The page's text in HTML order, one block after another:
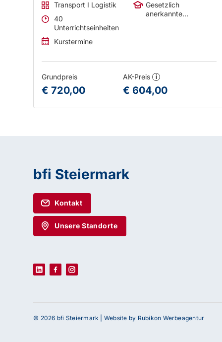
Transport I Logistik
40
Unterrichtseinheiten
Kurstermine
Gesetzlich
anerkannte
Grundpreis
€ 720,00
AK-Preis i
€ 604,00
bfi Steiermark
Kontakt
Unsere Standorte
© 2026 bfi Steiermark | Website by Rubikon Werbeagentur